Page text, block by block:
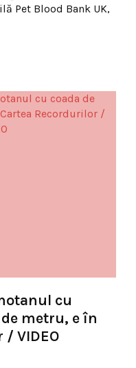
Pet Blood Bank UK,
cu
metru, e în
VIDEO